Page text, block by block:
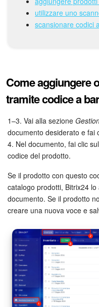
Webmail
Gruppi di lavoro
Progetti IA
CRM
Prenotazione
Contact Center
Sales Center
Analisi CRM
Generatore BI
Bitrix24 Market
Siti e store
Online store
utilizzare uno
scansionare codici
Come aggiungere
tramite codice a
1–3. Vai alla sezione
documento desiderato e fai
4. Nel documento, fai clic
codice del prodotto.
Se il prodotto con questo
catalogo prodotti, Bitrix24
documento. Se il prodotto
creare una nuova voce e